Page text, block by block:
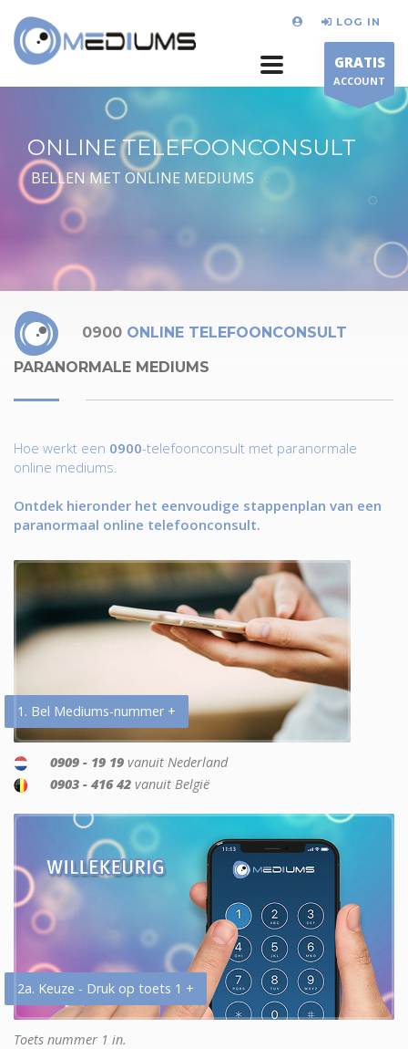
LOG IN
GRATIS
ACCOUNT
ONLINE TELEFOONCONSULT
BELLEN MET ONLINE MEDIUMS
0900 ONLINE TELEFOONCONSULT
PARANORMALE MEDIUMS
Hoe werkt een 0900-telefoonconsult met paranormale
online mediums.
Ontdek hieronder het eenvoudige stappenplan van een
paranormaal online telefoonconsult.
1. Bel Mediums-nummer +
0909 - 19 19 vanuit Nederland
0903 - 416 42 vanuit België
2a. Keuze - Druk op toets 1 +
Toets nummer 1 in.